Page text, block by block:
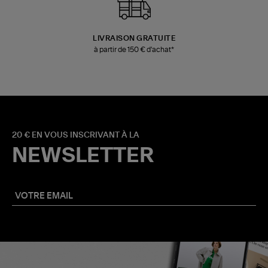
LIVRAISON GRATUITE
à partir de 150 € d'achat*
20 € EN VOUS INSCRIVANT À LA
NEWSLETTER